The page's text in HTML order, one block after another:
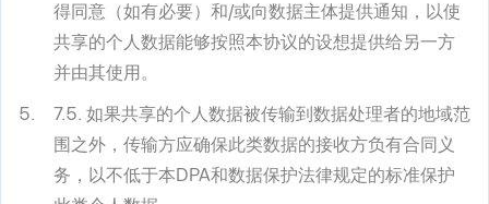
得同意（如有必要）和/或向数据主体提供通知，以使
共享的个人数据能够按照本协议的设想提供给另一方
并由其使用。
7.5. 如果共享的个人数据被传输到数据处理者的地域范
围之外，传输方应确保此类数据的接收方负有合同义
务，以不低于本DPA和数据保护法律规定的标准保护